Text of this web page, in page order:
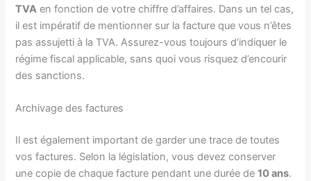
TVA en fonction de votre chiffre d’affaires. Dans un tel cas,
il est impératif de mentionner sur la facture que vous n’êtes
pas assujetti à la TVA. Assurez-vous toujours d’indiquer le
régime fiscal applicable, sans quoi vous risquez d’encourir
des sanctions.
Archivage des factures
Il est également important de garder une trace de toutes
vos factures. Selon la législation, vous devez conserver
une copie de chaque facture pendant une durée de10 ans.